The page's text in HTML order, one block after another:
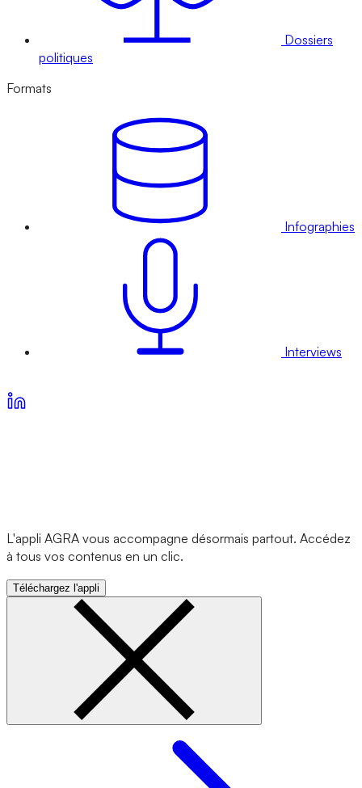
Dossiers
politiques
Formats
Infographies
Interviews
L'appli AGRA vous accompagne désormais partout. Accédez
à tous vos contenus en un clic.
Téléchargez l'appli